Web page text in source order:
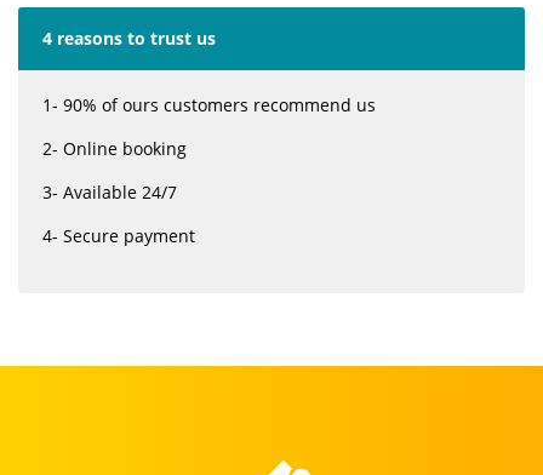
4 reasons to trust us
1- 90% of ours customers recommend us
2- Online booking
3- Available 24/7
4- Secure payment